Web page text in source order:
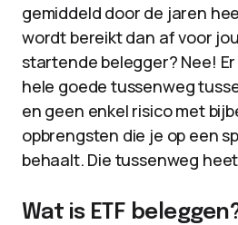
gemiddeld door de jaren
wordt bereikt dan af voor
startende belegger? Nee!
hele goede tussenweg
en geen enkel risico met
opbrengsten die je op een
behaalt. Die tussenweg heet
Wat is ETF